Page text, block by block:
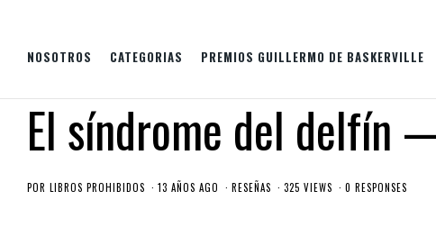
NOSOTROS CATEGORIAS PREMIOS GUILLERMO DE BASKERVILLE
El síndrome del delfín
POR LIBROS PROHIBIDOS 13 AÑOS AGO RESEÑAS 325 VIEWS 0 RESPONSES